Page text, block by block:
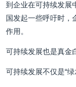
到企业在可持续发展
国发起一些呼吁时，
作用。
可持续发展也是真金
可持续发展不仅是“绿